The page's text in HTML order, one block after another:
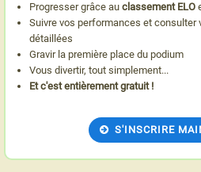
Progresser grâce au classement ELO
Suivre vos performances et consulter
détaillées
Gravir la première place du podium
Vous divertir, tout simplement...
Et c'est entièrement gratuit !
S'INSCRIRE